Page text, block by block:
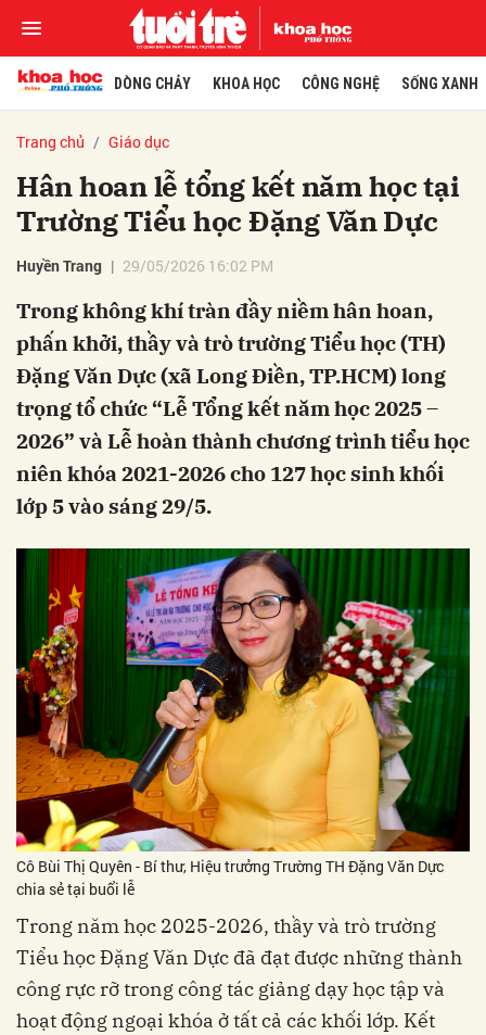
DÒNG CHẢY KHOA HỌC CÔNG NGHỆ SỐNG XANH
Trang chủ Giáo dục
Hân hoan lễ tổng kết năm học tại
Trường Tiểu học Đặng Văn Dực
Huyền Trang 29/05/2026 16:02 PM
Trong không khí tràn đầy niềm hân hoan,
phấn khởi, thầy và trò trường Tiểu học (TH)
Đặng Văn Dực (xã Long Điền, TP.HCM) long
trọng tổ chức “Lễ Tổng kết năm học 2025 –
2026” và Lễ hoàn thành chương trình tiểu học
niên khóa 2021-2026 cho 127 học sinh khối
lớp 5 vào sáng 29/5.
Cô Bùi Thị Quyên - Bí thư, Hiệu trưởng Trường TH Đặng Văn Dực
chia sẻ tại buổi lễ
Trong năm học 2025-2026, thầy và trò trường
Tiểu học Đặng Văn Dực đã đạt được những thành
công rực rỡ trong công tác giảng dạy học tập và
hoạt động ngoại khóa ở tất cả các khối lớp. Kết